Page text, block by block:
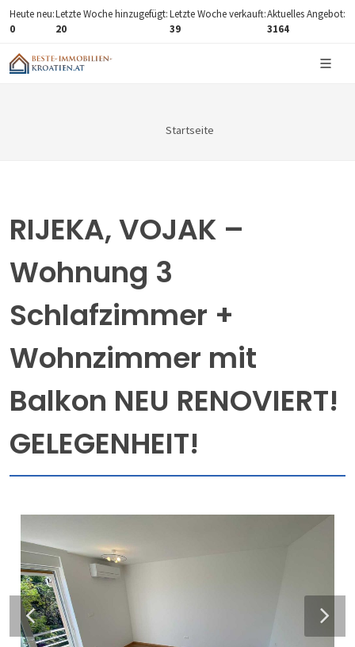
Heute neu:
0
Letzte Woche hinzugefügt:
20
Letzte Woche verkauft:
39
Aktuelles Angebot:
3164
Startseite
RIJEKA, VOJAK –
Wohnung 3
Schlafzimmer +
Wohnzimmer mit
Balkon NEU RENOVIERT!
GELEGENHEIT!